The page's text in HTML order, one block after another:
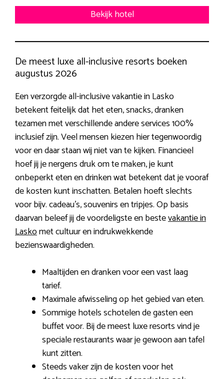
Bekijk hotel
De meest luxe all-inclusive resorts boeken
augustus 2026
Een verzorgde all-inclusive vakantie in Lasko
betekent feitelijk dat het eten, snacks, dranken
tezamen met verschillende andere services 100%
inclusief zijn. Veel mensen kiezen hier tegenwoordig
voor en daar staan wij niet van te kijken. Financieel
hoef jij je nergens druk om te maken, je kunt
onbeperkt eten en drinken wat betekent dat je vooraf
de kosten kunt inschatten. Betalen hoeft slechts
voor bijv. cadeau’s, souvenirs en tripjes. Op basis
daarvan beleef jij de voordeligste en bestevakantie in
Laskomet cultuur en indrukwekkende
bezienswaardigheden.
Maaltijden en dranken voor een vast laag
tarief.
Maximale afwisseling op het gebied van eten.
Sommige hotels schotelen de gasten een
buffet voor. Bij de meest luxe resorts vind je
speciale restaurants waar je gewoon aan tafel
kunt zitten.
Steeds vaker zijn de kosten voor het